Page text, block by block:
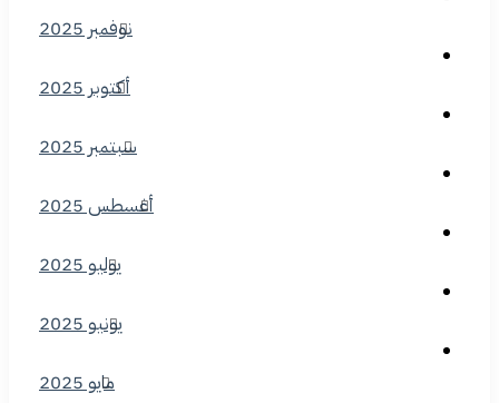
نوفمبر 2025
أكتوبر 2025
سبتمبر 2025
أغسطس 2025
يوليو 2025
يونيو 2025
مايو 2025